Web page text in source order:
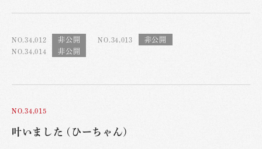
NO.34,012
NO.34,013
NO.34,014
NO.34,015
叶いました (ひーちゃん)